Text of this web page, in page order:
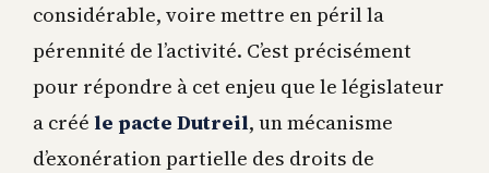
considérable, voire mettre en péril la
pérennité de l’activité. C’est précisément
pour répondre à cet enjeu que le législateur
a créé le pacte Dutreil, un mécanisme
d’exonération partielle des droits de